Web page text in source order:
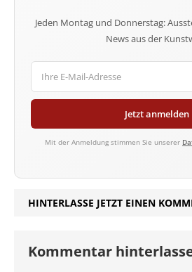
Jeden Montag und Donnerstag:
News aus der
Jetzt anmelden
Mit der Anmeldung stimmen Sie unserer
HINTERLASSE JETZT EINEN
Kommentar